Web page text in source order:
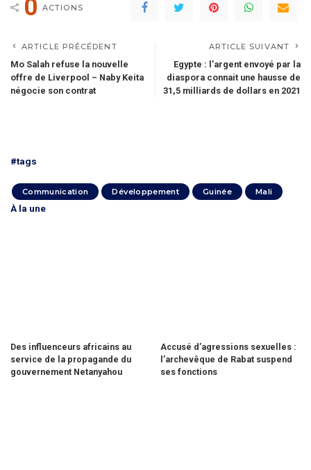
0 ACTIONS
ARTICLE PRÉCÉDENT
Mo Salah refuse la nouvelle
offre de Liverpool – Naby Keita
négocie son contrat
ARTICLE SUIVANT
Egypte : l’argent envoyé par la
diaspora connait une hausse de
31,5 milliards de dollars en 2021
#tags
Communication Développement Guinée Mali
À la une
Des influenceurs africains au
service de la propagande du
gouvernement Netanyahou
Accusé d’agressions sexuelles :
l’archevêque de Rabat suspend
ses fonctions